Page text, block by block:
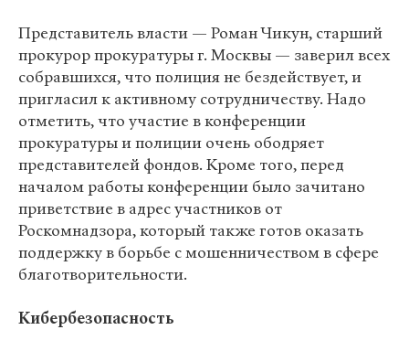
Представитель власти — Роман Чикун, старший
прокурор прокуратуры г. Москвы — заверил всех
собравшихся, что полиция не бездействует, и
пригласил к активному сотрудничеству. Надо
отметить, что участие в конференции
прокуратуры и полиции очень ободряет
представителей фондов. Кроме того, перед
началом работы конференции было зачитано
приветствие в адрес участников от
Роскомнадзора, который также готов оказать
поддержку в борьбе с мошенничеством в сфере
благотворительности.
Кибербезопасность